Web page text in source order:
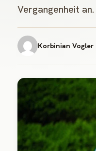
Vergangenheit an.
Korbinian Vogler